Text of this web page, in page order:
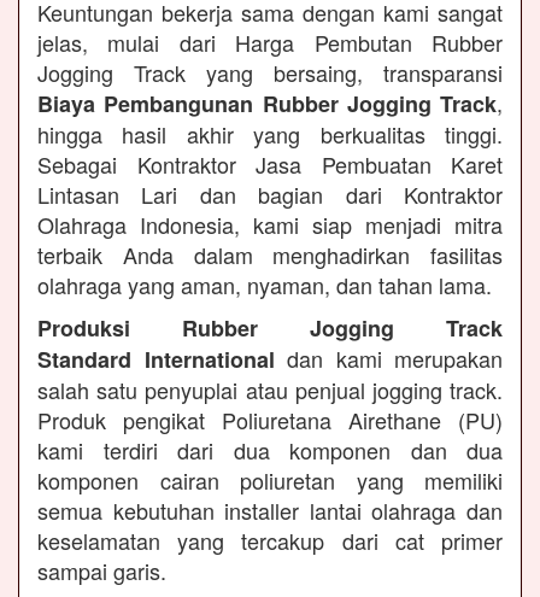
Keuntungan bekerja sama dengan kami sangat
jelas, mulai dari Harga Pembutan Rubber
Jogging Track yang bersaing, transparansi
Biaya Pembangunan Rubber Jogging Track,
hingga hasil akhir yang berkualitas tinggi.
Sebagai Kontraktor Jasa Pembuatan Karet
Lintasan Lari dan bagian dari Kontraktor
Olahraga Indonesia, kami siap menjadi mitra
terbaik Anda dalam menghadirkan fasilitas
olahraga yang aman, nyaman, dan tahan lama.
Produksi Rubber Jogging Track
Standard International dan kami merupakan
salah satu penyuplai atau penjual jogging track.
Produk pengikat Poliuretana Airethane (PU)
kami terdiri dari dua komponen dan dua
komponen cairan poliuretan yang memiliki
semua kebutuhan installer lantai olahraga dan
keselamatan yang tercakup dari cat primer
sampai garis.